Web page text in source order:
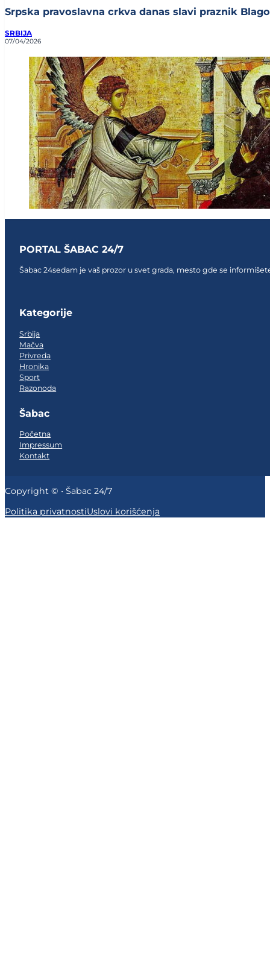
Srpska pravoslavna crkva danas slavi praznik
SRBIJA
07/04/2026
PORTAL ŠABAC 24/7
Šabac 24sedam je vaš prozor u svet grada, mesto gde se
Kategorije
Srbija
Mačva
Privreda
Hronika
Sport
Razonoda
Šabac
Početna
Impressum
Kontakt
Copyright © • Šabac 24/7
Politika privatnostiUslovi korišćenja